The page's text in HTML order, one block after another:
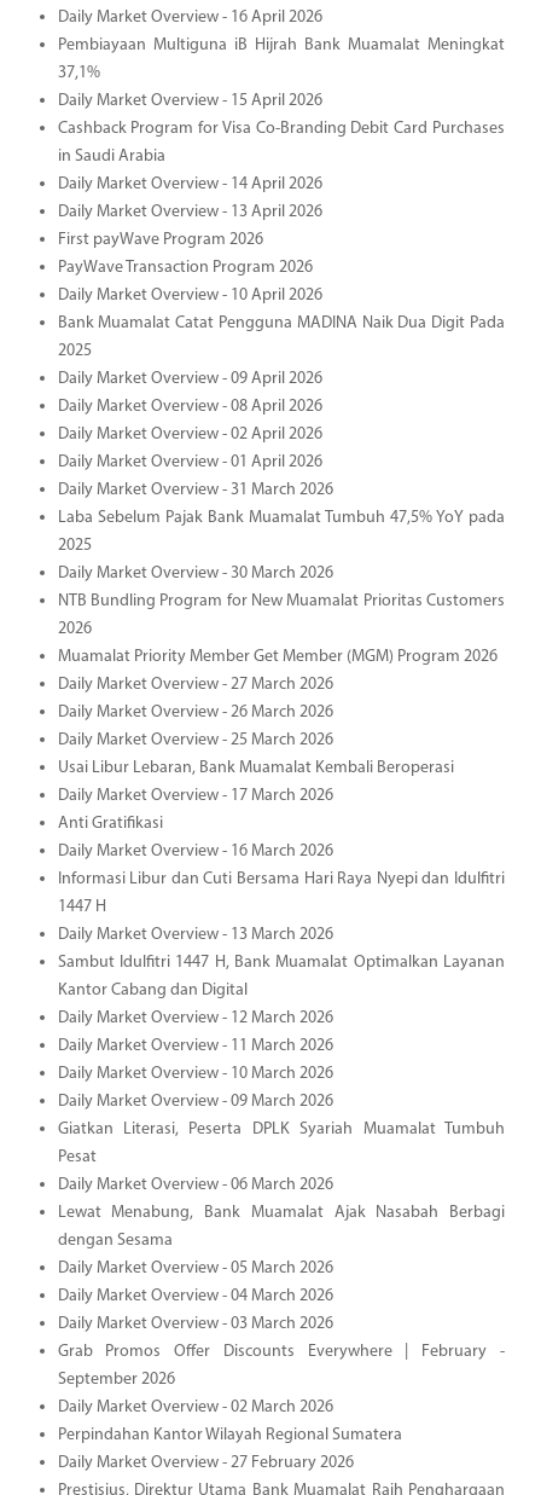
Daily Market Overview - 16 April 2026
Pembiayaan Multiguna iB Hijrah Bank Muamalat Meningkat
37,1%
Daily Market Overview - 15 April 2026
Cashback Program for Visa Co-Branding Debit Card Purchases
in Saudi Arabia
Daily Market Overview - 14 April 2026
Daily Market Overview - 13 April 2026
First payWave Program 2026
PayWave Transaction Program 2026
Daily Market Overview - 10 April 2026
Bank Muamalat Catat Pengguna MADINA Naik Dua Digit Pada
2025
Daily Market Overview - 09 April 2026
Daily Market Overview - 08 April 2026
Daily Market Overview - 02 April 2026
Daily Market Overview - 01 April 2026
Daily Market Overview - 31 March 2026
Laba Sebelum Pajak Bank Muamalat Tumbuh 47,5% YoY pada
2025
Daily Market Overview - 30 March 2026
NTB Bundling Program for New Muamalat Prioritas Customers
2026
Muamalat Priority Member Get Member (MGM) Program 2026
Daily Market Overview - 27 March 2026
Daily Market Overview - 26 March 2026
Daily Market Overview - 25 March 2026
Usai Libur Lebaran, Bank Muamalat Kembali Beroperasi
Daily Market Overview - 17 March 2026
Anti Gratifikasi
Daily Market Overview - 16 March 2026
Informasi Libur dan Cuti Bersama Hari Raya Nyepi dan Idulfitri
1447 H
Daily Market Overview - 13 March 2026
Sambut Idulfitri 1447 H, Bank Muamalat Optimalkan Layanan
Kantor Cabang dan Digital
Daily Market Overview - 12 March 2026
Daily Market Overview - 11 March 2026
Daily Market Overview - 10 March 2026
Daily Market Overview - 09 March 2026
Giatkan Literasi, Peserta DPLK Syariah Muamalat Tumbuh
Pesat
Daily Market Overview - 06 March 2026
Lewat Menabung, Bank Muamalat Ajak Nasabah Berbagi
dengan Sesama
Daily Market Overview - 05 March 2026
Daily Market Overview - 04 March 2026
Daily Market Overview - 03 March 2026
Grab Promos Offer Discounts Everywhere | February -
September 2026
Daily Market Overview - 02 March 2026
Perpindahan Kantor Wilayah Regional Sumatera
Daily Market Overview - 27 February 2026
Prestisius, Direktur Utama Bank Muamalat Raih Penghargaan